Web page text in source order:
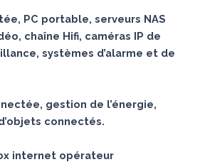
PC portable, serveurs NAS
chaîne Hifi, caméras IP de
systèmes d’alarme et de
gestion de l’énergie,
connectés.
internet opérateur